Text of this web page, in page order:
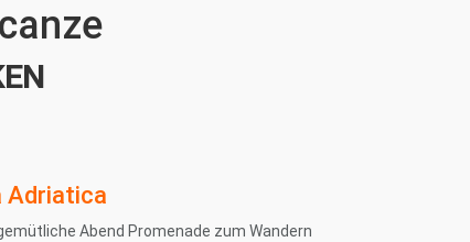
Adriatica
Abend Promenade zum Wandern